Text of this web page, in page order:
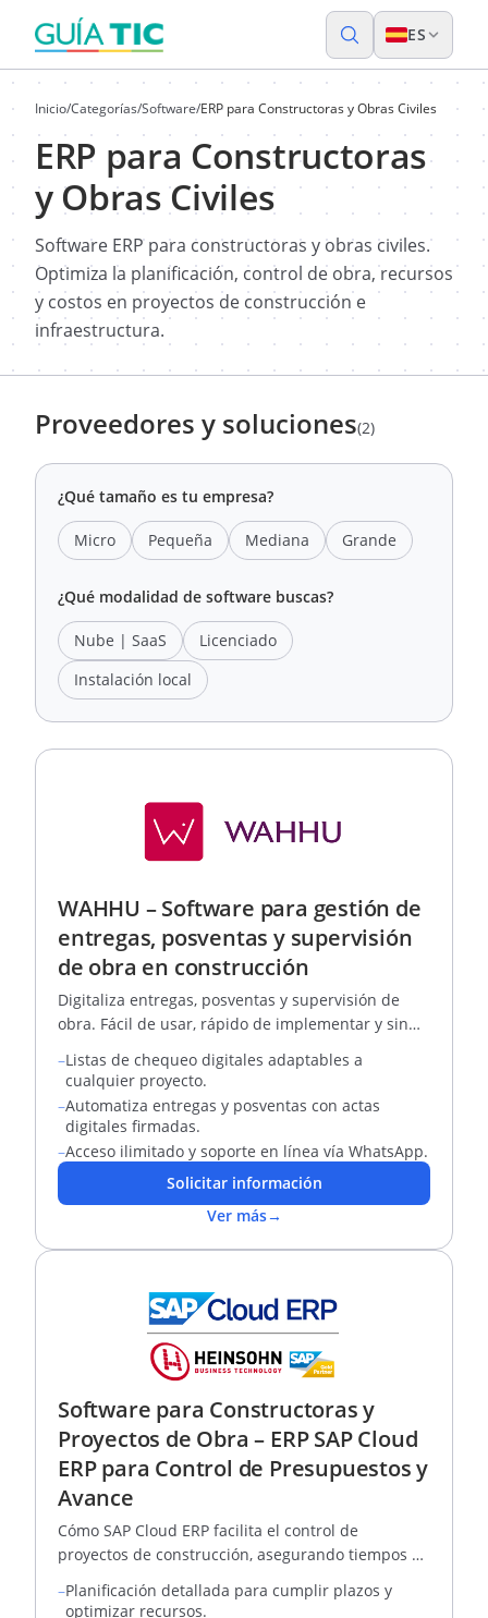
ES
Inicio/Categorías/Software/ERP para Constructoras y Obras Civiles
ERP para Constructoras
y Obras Civiles
Software ERP para constructoras y obras civiles.
Optimiza la planificación, control de obra, recursos
y costos en proyectos de construcción e
infraestructura.
Proveedores y soluciones(2)
¿Qué tamaño es tu empresa?
Micro Pequeña Mediana Grande
¿Qué modalidad de software buscas?
Nube | SaaS
Licenciado
Instalación local
WAHHU – Software para gestión de
entregas, posventas y supervisión
de obra en construcción
Digitaliza entregas, posventas y supervisión de
obra. Fácil de usar, rápido de implementar y sin
–Listas de chequeo digitales adaptables a
cualquier proyecto.
–Automatiza entregas y posventas con actas
digitales firmadas.
–Acceso ilimitado y soporte en línea vía WhatsApp.
Solicitar información
Ver más→
Software para Constructoras y
Proyectos de Obra – ERP SAP Cloud
ERP para Control de Presupuestos y
Avance
Cómo SAP Cloud ERP facilita el control de
proyectos de construcción, asegurando tiempos y
–Planificación detallada para cumplir plazos y
optimizar recursos.